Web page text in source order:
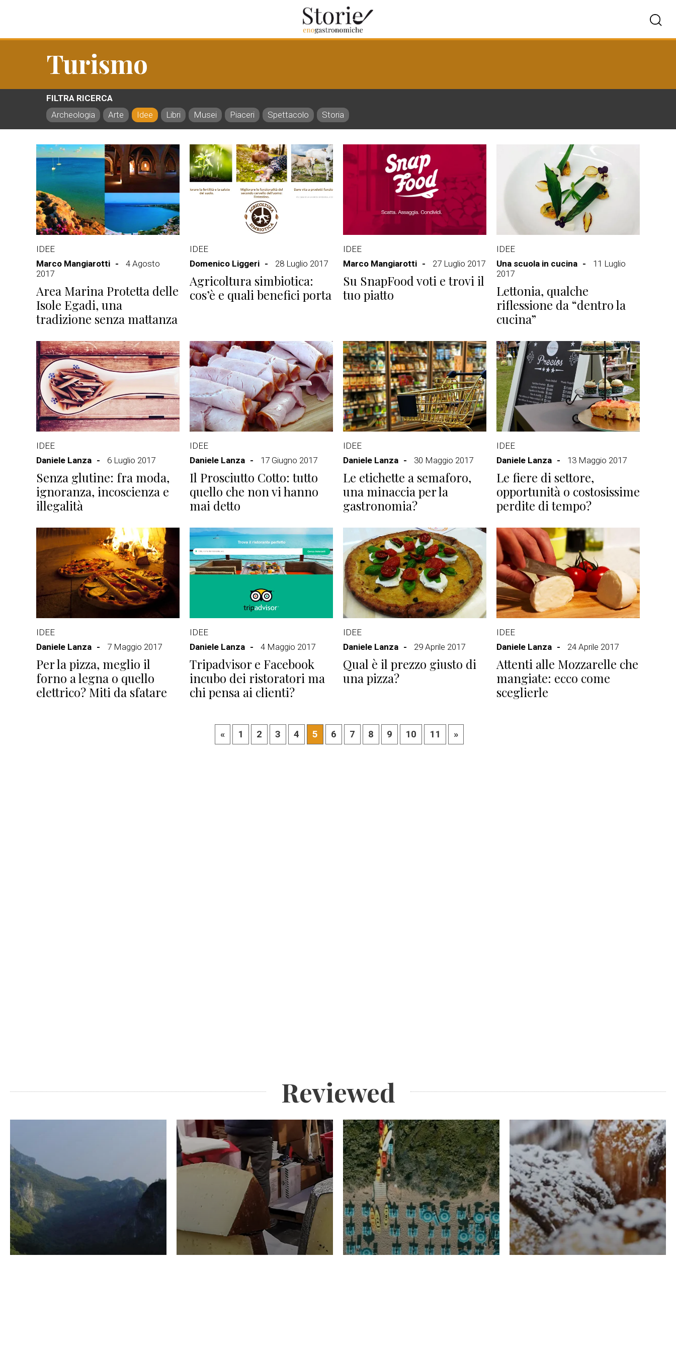
Turismo
FILTRA RICERCA
Archeologia
Arte Idee Libri Musei Piaceri Spettacolo Storia
IDEE
Marco Mangiarotti
4 Agosto
2017
Area Marina Protetta delle
Isole Egadi, una
tradizione senza mattanza
IDEE
Domenico Liggeri
28 Luglio 2017
Agricoltura simbiotica:
cos’è e quali benefici porta
IDEE
Marco Mangiarotti
27 Luglio 2017
Su SnapFood voti e trovi il
tuo piatto
IDEE
Una scuola in cucina
11 Luglio
2017
Lettonia, qualche
riflessione da “dentro la
cucina”
IDEE
Daniele Lanza
6 Luglio 2017
Senza glutine: fra moda,
ignoranza, incoscienza e
illegalità
IDEE
Daniele Lanza
17 Giugno 2017
Il Prosciutto Cotto: tutto
quello che non vi hanno
mai detto
IDEE
Daniele Lanza
30 Maggio 2017
Le etichette a semaforo,
una minaccia per la
gastronomia?
IDEE
Daniele Lanza
13 Maggio 2017
Le fiere di settore,
opportunità o costosissime
perdite di tempo?
IDEE
Daniele Lanza
7 Maggio 2017
Per la pizza, meglio il
forno a legna o quello
elettrico? Miti da sfatare
IDEE
Daniele Lanza
4 Maggio 2017
Tripadvisor e Facebook
incubo dei ristoratori ma
chi pensa ai clienti?
IDEE
Daniele Lanza
29 Aprile 2017
Qual è il prezzo giusto di
una pizza?
IDEE
Daniele Lanza
24 Aprile 2017
Attenti alle Mozzarelle che
mangiate: ecco come
sceglierle
« 1 2 3 4 5 6 7 8 9 10 11 »
Reviewed